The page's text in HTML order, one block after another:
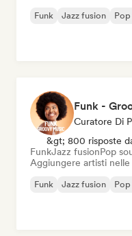
Funk Jazz fusion
Funk -
Curatore Di
&gt; 800 risposte
FunkJazz fusionPop
Aggiungere artisti
Funk Jazz fusion